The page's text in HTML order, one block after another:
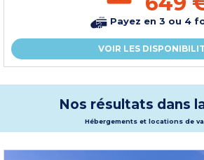
Payez en 3 ou 4
VOIR LES
Nos résultats dans
Hébergements et locations de